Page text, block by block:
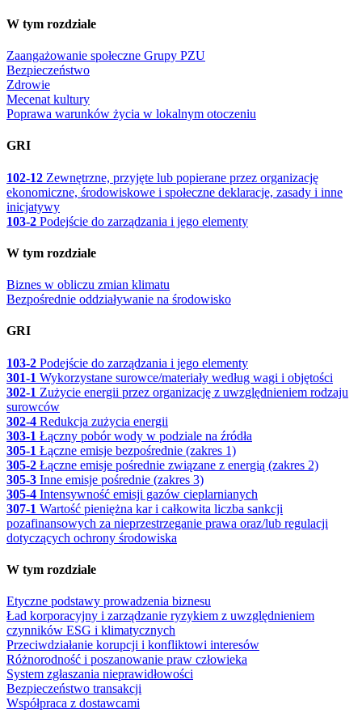
W tym rozdziale
Zaangażowanie społeczne Grupy PZU
Bezpieczeństwo
Zdrowie
Mecenat kultury
Poprawa warunków życia w lokalnym otoczeniu
GRI
102-12 Zewnętrzne, przyjęte lub popierane przez organizację
ekonomiczne, środowiskowe i społeczne deklaracje, zasady i inne
inicjatywy
103-2 Podejście do zarządzania i jego elementy
W tym rozdziale
Biznes w obliczu zmian klimatu
Bezpośrednie oddziaływanie na środowisko
GRI
103-2 Podejście do zarządzania i jego elementy
301-1 Wykorzystane surowce/materiały według wagi i objętości
302-1 Zużycie energii przez organizację z uwzględnieniem rodzaju
surowców
302-4 Redukcja zużycia energii
303-1 Łączny pobór wody w podziale na źródła
305-1 Łączne emisje bezpośrednie (zakres 1)
305-2 Łączne emisje pośrednie związane z energią (zakres 2)
305-3 Inne emisje pośrednie (zakres 3)
305-4 Intensywność emisji gazów cieplarnianych
307-1 Wartość pieniężna kar i całkowita liczba sankcji
pozafinansowych za nieprzestrzeganie prawa oraz/lub regulacji
dotyczących ochrony środowiska
W tym rozdziale
Etyczne podstawy prowadzenia biznesu
Ład korporacyjny i zarządzanie ryzykiem z uwzględnieniem
czynników ESG i klimatycznych
Przeciwdziałanie korupcji i konfliktowi interesów
Różnorodność i poszanowanie praw człowieka
System zgłaszania nieprawidłowości
Bezpieczeństwo transakcji
Współpraca z dostawcami